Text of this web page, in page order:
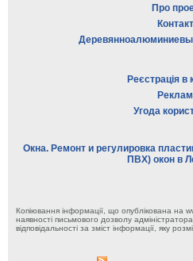
Про
Реєстрація в
Угода
Окна. Ремонт и регулировка
ПВХ) окон в
Копіювання інформації, що опублікована на
наявності письмового дозволу
відповідальності за зміст інформації, яку